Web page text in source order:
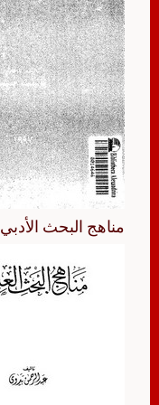
مناهج البحث الأدبي